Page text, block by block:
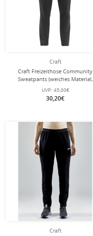
Craft
Craft Freizeithose Community
Sweatpants (weiches Material,
höchster Tragekomfort) lang
schwarz Herren
UVP: 45,00€
30,20€
Craft